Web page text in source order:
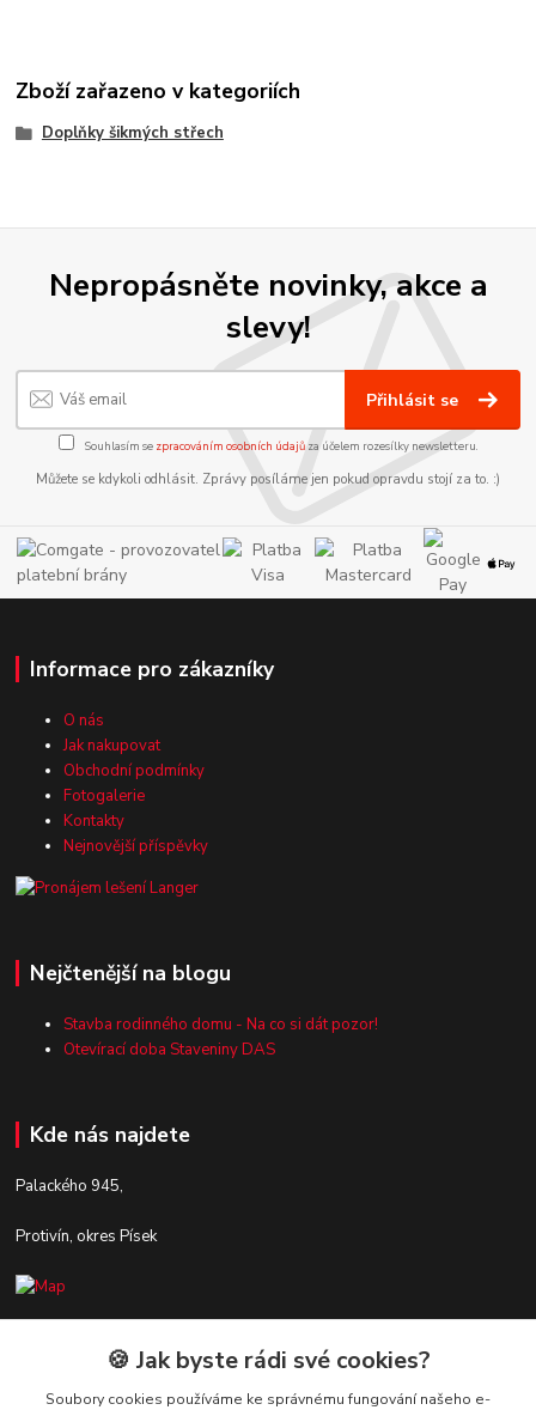
Zboží zařazeno v kategoriích
Doplňky šikmých střech
Nepropásněte novinky, akce a
slevy!
Přihlásit se
Souhlasím se zpracováním osobních údajůza účelem rozesílky newsletteru.
Můžete se kdykoli odhlásit. Zprávy posíláme jen pokud opravdu stojí za to. :)
Informace pro zákazníky
O nás
Jak nakupovat
Obchodní podmínky
Fotogalerie
Kontakty
Nejnovější příspěvky
Nejčtenější na blogu
Stavba rodinného domu - Na co si dát pozor!
Otevírací doba Staveniny DAS
Kde nás najdete
Palackého 945,
Protivín, okres Písek
Kontakty🍪 Jak byste rádi své cookies?
Soubory cookies používáme ke správnému fungování našeho e-